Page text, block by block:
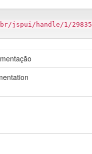
jspui/handle/1/29835